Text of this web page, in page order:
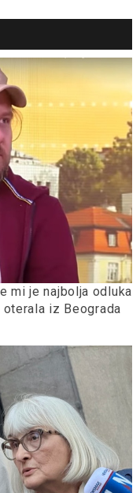
mi je najbolja odluka
iz Beograda